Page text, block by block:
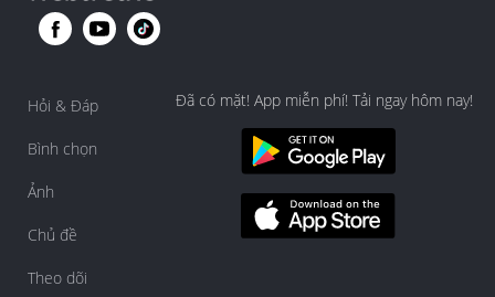
Hỏi & Đáp
Bình chọn
Ảnh
Chủ đề
Theo dõi
Đã có mặt! App miễn phí! Tải ngay hôm nay!